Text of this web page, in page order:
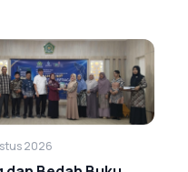
2026